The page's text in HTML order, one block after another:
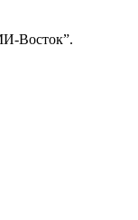
Восток”.